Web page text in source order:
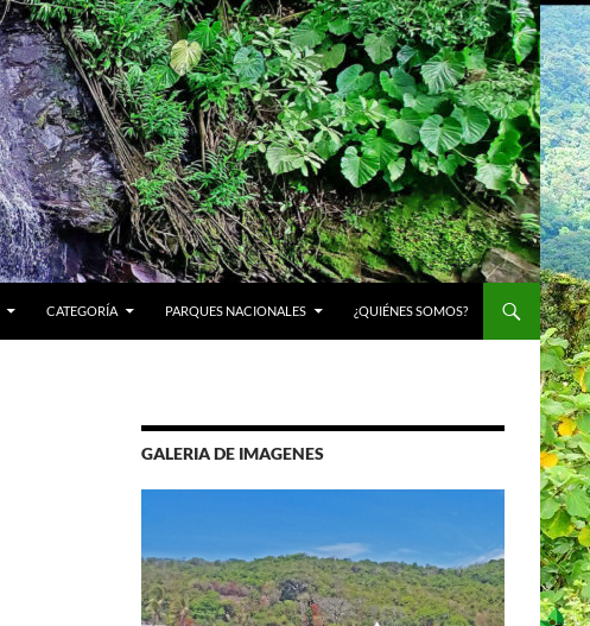
CATEGORÍA PARQUES NACIONALES ¿QUIÉNES SOMOS?
GALERIA DE IMAGENES